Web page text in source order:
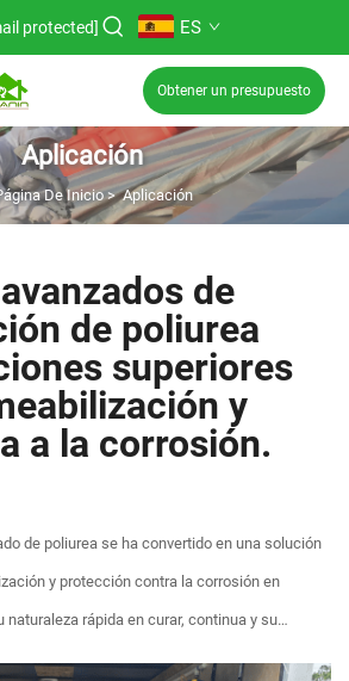
protected] ES
Obtener un presupuesto
Aplicación
De Inicio>Aplicación
de
de poliurea
superiores
y
a la corrosión.
de poliurea se ha convertido en una solución
y protección contra la corrosión en
naturaleza rápida en curar, continua y su